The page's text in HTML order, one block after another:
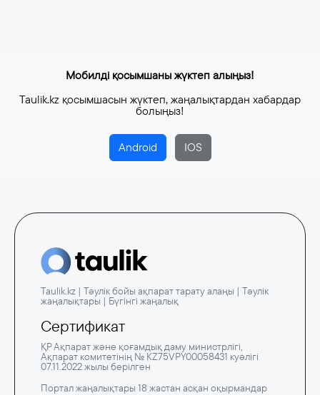
Мобилді қосымшаны жүктеп алыңыз!
Taulik.kz қосымшасын жүктеп, жаңалықтардан хабардар
болыңыз!
Android IOS
Taulik.kz | Тәулік бойы ақпарат тарату алаңы | Тәулік
жаңалықтары | Бүгінгі жаңалық
Сертификат
ҚР Ақпарат және қоғамдық даму министрлігі,
Ақпарат комитетінің № KZ75VPY00058431 куәлігі
07.11.2022 жылы берілген
Портал жаңалықтары 18 жастан асқан оқырмандар